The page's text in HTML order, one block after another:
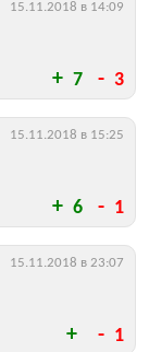
7 3
15.11.2018 в 14:09
6 1
15.11.2018 в 15:25
1
15.11.2018 в 23:07